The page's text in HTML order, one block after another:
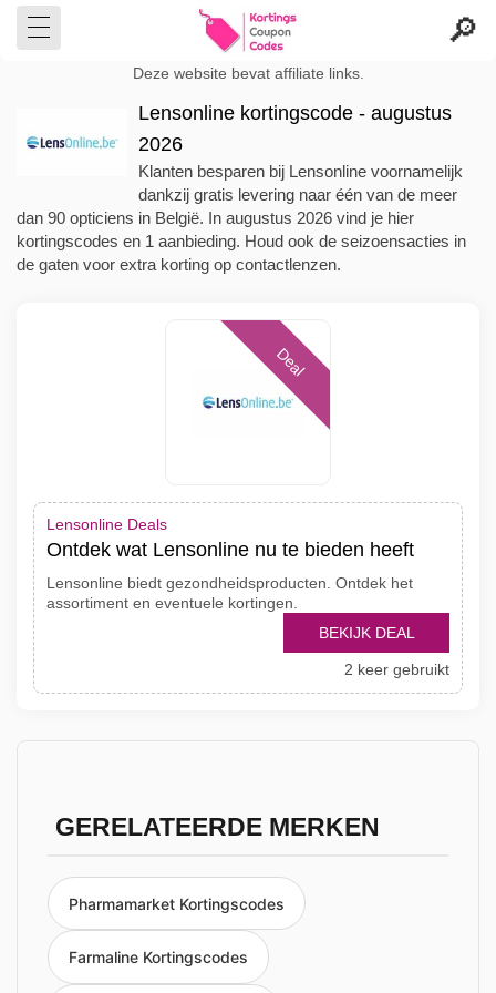
Deze website bevat affiliate links.
Lensonline kortingscode - augustus
2026
Klanten besparen bij Lensonline voornamelijk
dankzij gratis levering naar één van de meer
dan 90 opticiens in België. In augustus 2026 vind je hier
kortingscodes en 1 aanbieding. Houd ook de seizoensacties in
de gaten voor extra korting op contactlenzen.
Deal
Lensonline Deals
Ontdek wat Lensonline nu te bieden heeft
Lensonline biedt gezondheidsproducten. Ontdek het
assortiment en eventuele kortingen.
BEKIJK DEAL
2 keer gebruikt
GERELATEERDE MERKEN
Pharmamarket Kortingscodes
Farmaline Kortingscodes